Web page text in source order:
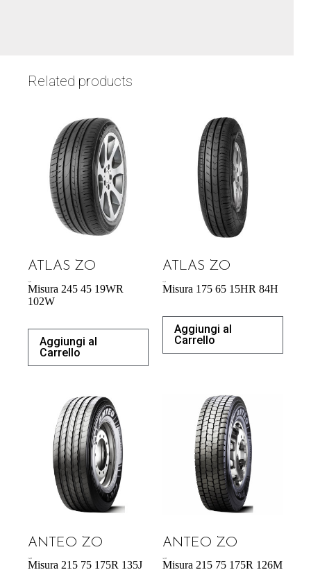
Related products
ATLAS ZO
Misura 245 45 19WR
102W
Aggiungi al
Carrello
ATLAS ZO
Misura 175 65 15HR 84H
Aggiungi al
Carrello
ANTEO ZO
Misura 215 75 175R 135J
ANTEO ZO
Misura 215 75 175R 126M